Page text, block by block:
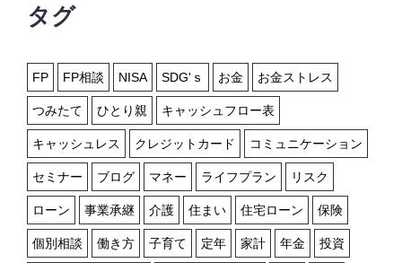
タグ
FP FP相談 NISA SDG'ｓ お金 お金ストレス
つみたて ひとり親 キャッシュフロー表
キャッシュレス クレジットカード コミュニケーション
セミナー ブログ マネー ライフプラン リスク
ローン 事業承継 介護 住まい 住宅ローン 保険
個別相談 働き方 子育て 定年 家計 年金 投資